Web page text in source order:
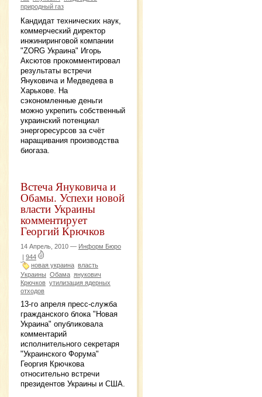
природный газ
Кандидат технических наук,
коммерческий директор
инжиниринговой компании
"ZORG Украина" Игорь
Аксютов прокомментировал
результаты встречи
Януковича и Медведева в
Харькове. На
сэкономленные деньги
можно укрепить собственный
украинский потенциал
энергоресурсов за счёт
наращивания производства
биогаза.
Встеча Януковича и
Обамы. Успехи новой
власти Украины
комментирует
Георгий Крючков
14 Апрель, 2010 — Информ Бюро
944
новая украина власть
Украины Обама янукович
Крючков утилизация ядерных
отходов
13-го апреля пресс-служба
гражданского блока "Новая
Украина" опубликовала
комментарий
исполнительного секретаря
"Украинского Форума"
Георгия Крючкова
относительно встречи
президентов Украины и США.